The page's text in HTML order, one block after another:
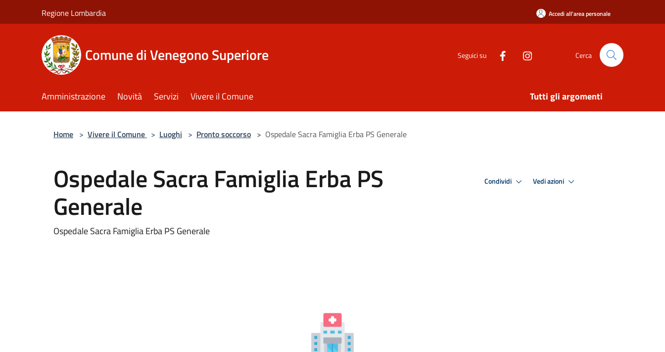
Regione Lombardia Accedi all'area personale
Comune di Venegono Superiore Seguici su Cerca
Amministrazione Novità Servizi Vivere il Comune Tutti gli argomenti
Home > Vivere il Comune > Luoghi > Pronto soccorso > Ospedale Sacra Famiglia Erba PS Generale
Ospedale Sacra Famiglia Erba PS
Generale
Ospedale Sacra Famiglia Erba PS Generale
Condividi Vedi azioni